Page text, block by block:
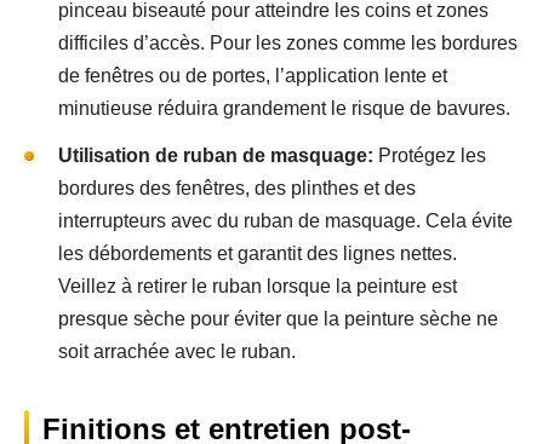
pinceau biseauté pour atteindre les coins et zones
difficiles d’accès. Pour les zones comme les bordures
de fenêtres ou de portes, l’application lente et
minutieuse réduira grandement le risque de bavures.
Utilisation de ruban de masquage: Protégez les
bordures des fenêtres, des plinthes et des
interrupteurs avec du ruban de masquage. Cela évite
les débordements et garantit des lignes nettes.
Veillez à retirer le ruban lorsque la peinture est
presque sèche pour éviter que la peinture sèche ne
soit arrachée avec le ruban.
Finitions et entretien post-